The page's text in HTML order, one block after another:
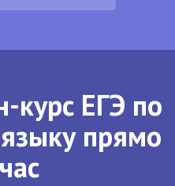
курс ЕГЭ по
прямо